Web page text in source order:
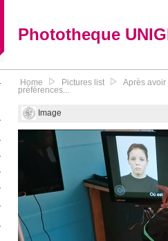
Phototheque
Home Pictures list Après
préférences...
Image